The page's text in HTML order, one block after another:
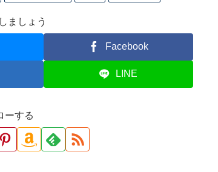
ましょう
Facebook
LINE
ーする